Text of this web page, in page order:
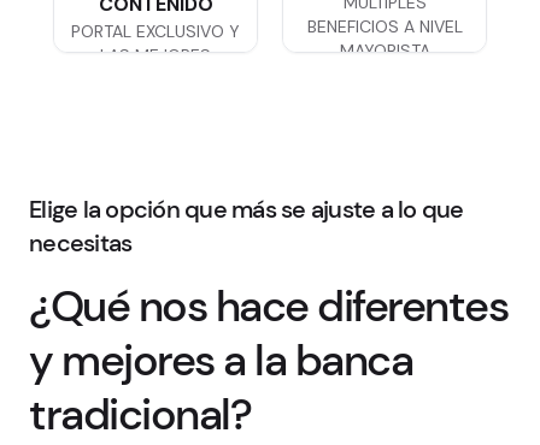
PORTAL EXCLUSIVO Y
LAS MEJORES
BENEFICIOS A NIVEL
MAYORISTA
Elige la opción que más se ajuste a lo que
necesitas
¿Qué nos hace diferentes
y mejores a la banca
tradicional?